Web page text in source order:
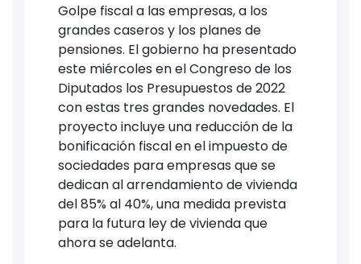
Golpe fiscal a las empresas, a los
grandes caseros y los planes de
pensiones. El gobierno ha presentado
este miércoles en el Congreso de los
Diputados los Presupuestos de 2022
con estas tres grandes novedades. El
proyecto incluye una reducción de la
bonificación fiscal en el impuesto de
sociedades para empresas que se
dedican al arrendamiento de vivienda
del 85% al 40%, una medida prevista
para la futura ley de vivienda que
ahora se adelanta.